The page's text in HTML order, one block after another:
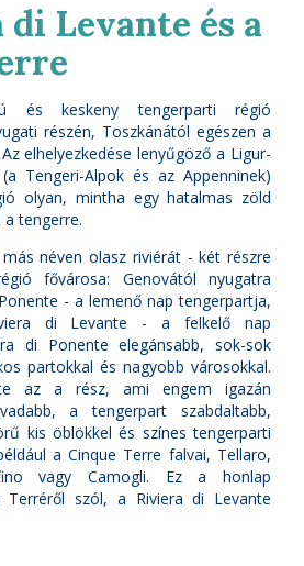
Levante és a
és keskeny tengerparti régió
részén, Toszkánától egészen a
elhelyezkedése lenyűgöző a Ligur-
Tengeri-Alpok és az Appenninek)
olyan, mintha egy hatalmas zöld
tengerre.
néven olasz riviérát - két részre
fővárosa: Genovától nyugatra
- a lemenő nap tengerpartja,
di Levante - a felkelő nap
di Ponente elegánsabb, sok-sok
partokkal és nagyobb városokkal.
az a rész, ami engem igazán
a tengerpart szabdaltabb,
kis öblökkel és színes tengerparti
a Cinque Terre falvai, Tellaro,
vagy Camogli. Ez a honlap
Terréről szól, a Riviera di Levante